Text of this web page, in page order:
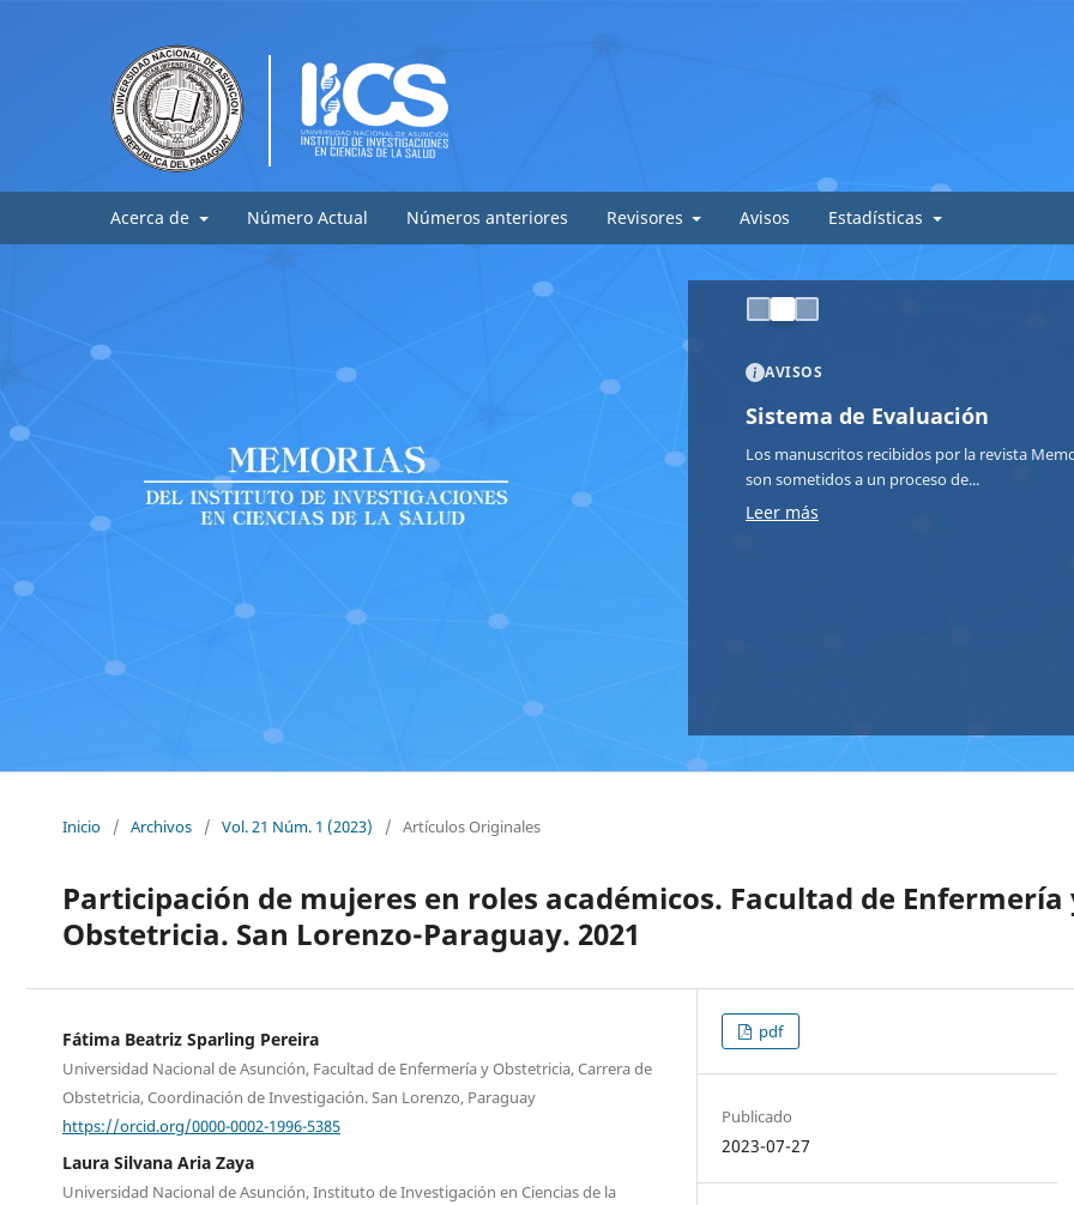
Acerca de Número Actual Números anteriores Revisores Avisos Estadísticas
AVISOS
Sistema de Evaluación
Los manuscritos recibidos por la revista
son sometidos a un proceso de...
Leer más
Inicio / Archivos / Vol. 21 Núm. 1 (2023) / Artículos Originales
Participación de mujeres en roles académicos. Facultad de Enfermería
Obstetricia. San Lorenzo-Paraguay. 2021
Fátima Beatriz Sparling Pereira
Universidad Nacional de Asunción, Facultad de Enfermería y Obstetricia, Carrera de
Obstetricia, Coordinación de Investigación. San Lorenzo, Paraguay
https://orcid.org/0000-0002-1996-5385
Laura Silvana Aria Zaya
Universidad Nacional de Asunción, Instituto de Investigación en Ciencias de la
pdf
Publicado
2023-07-27